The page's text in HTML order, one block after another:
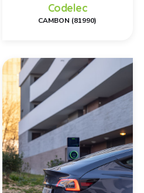
Codelec
CAMBON (81990)